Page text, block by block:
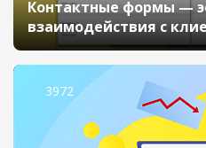
Контактные формы —
взаимодействия с
3972